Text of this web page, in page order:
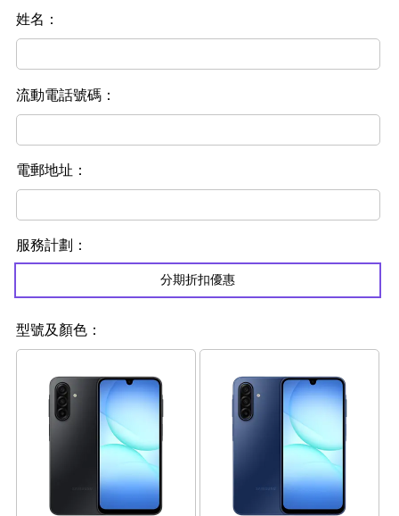
姓名：
流動電話號碼：
電郵地址：
服務計劃：
分期折扣優惠
型號及顏色：